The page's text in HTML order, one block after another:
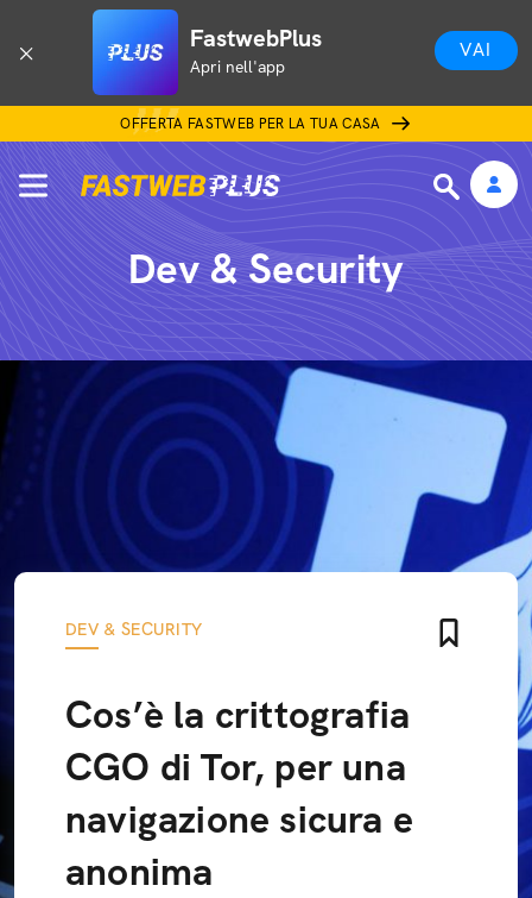
FastwebPlus
Apri nell'app
VAI
OFFERTA FASTWEB PER LA TUA CASA
Dev & Security
DEV & SECURITY
Cos’è la crittografia
CGO di Tor, per una
navigazione sicura e
anonima